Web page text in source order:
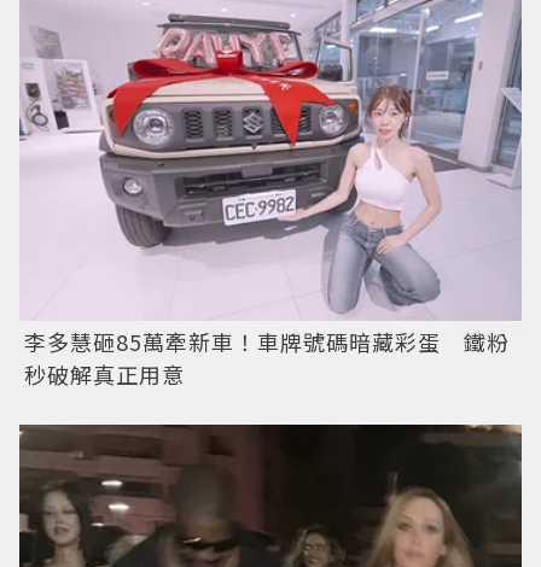
李多慧砸85萬牽新車！車牌號碼暗藏彩蛋 鐵粉
秒破解真正用意